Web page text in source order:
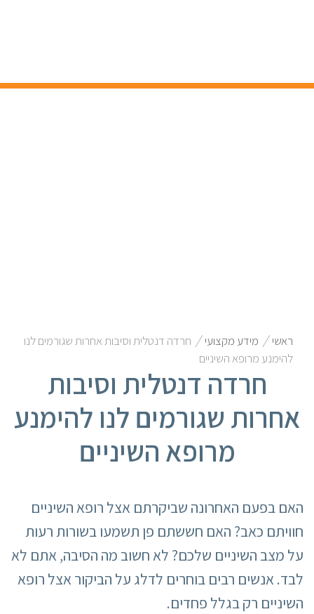
ראשי / מידע מקצועי / חרדה דנטלית וסיבות אחרות שגורמים לנו
להימנע מרופא השיניים
חרדה דנטלית וסיבות
אחרות שגורמים לנו להימנע
מרופא השיניים
האם בפעם האחרונה שביקרתם אצל רופא השיניים
חוויתם כאב? האם חששתם פן תשמעו בשורות רעות
על מצב השיניים שלכם? לא חשוב מה הסיבה, אתם לא
לבד. אנשים רבים בוחרים לדלג על הביקור אצל רופא
השיניים רק בגלל פחדים.